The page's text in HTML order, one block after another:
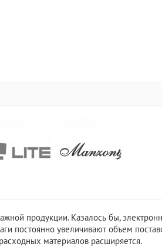
продукции. Казалось бы,
постоянно увеличивают объем
материалов расширяется.